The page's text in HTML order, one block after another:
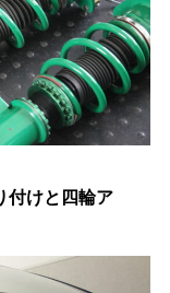
付けと四輪ア